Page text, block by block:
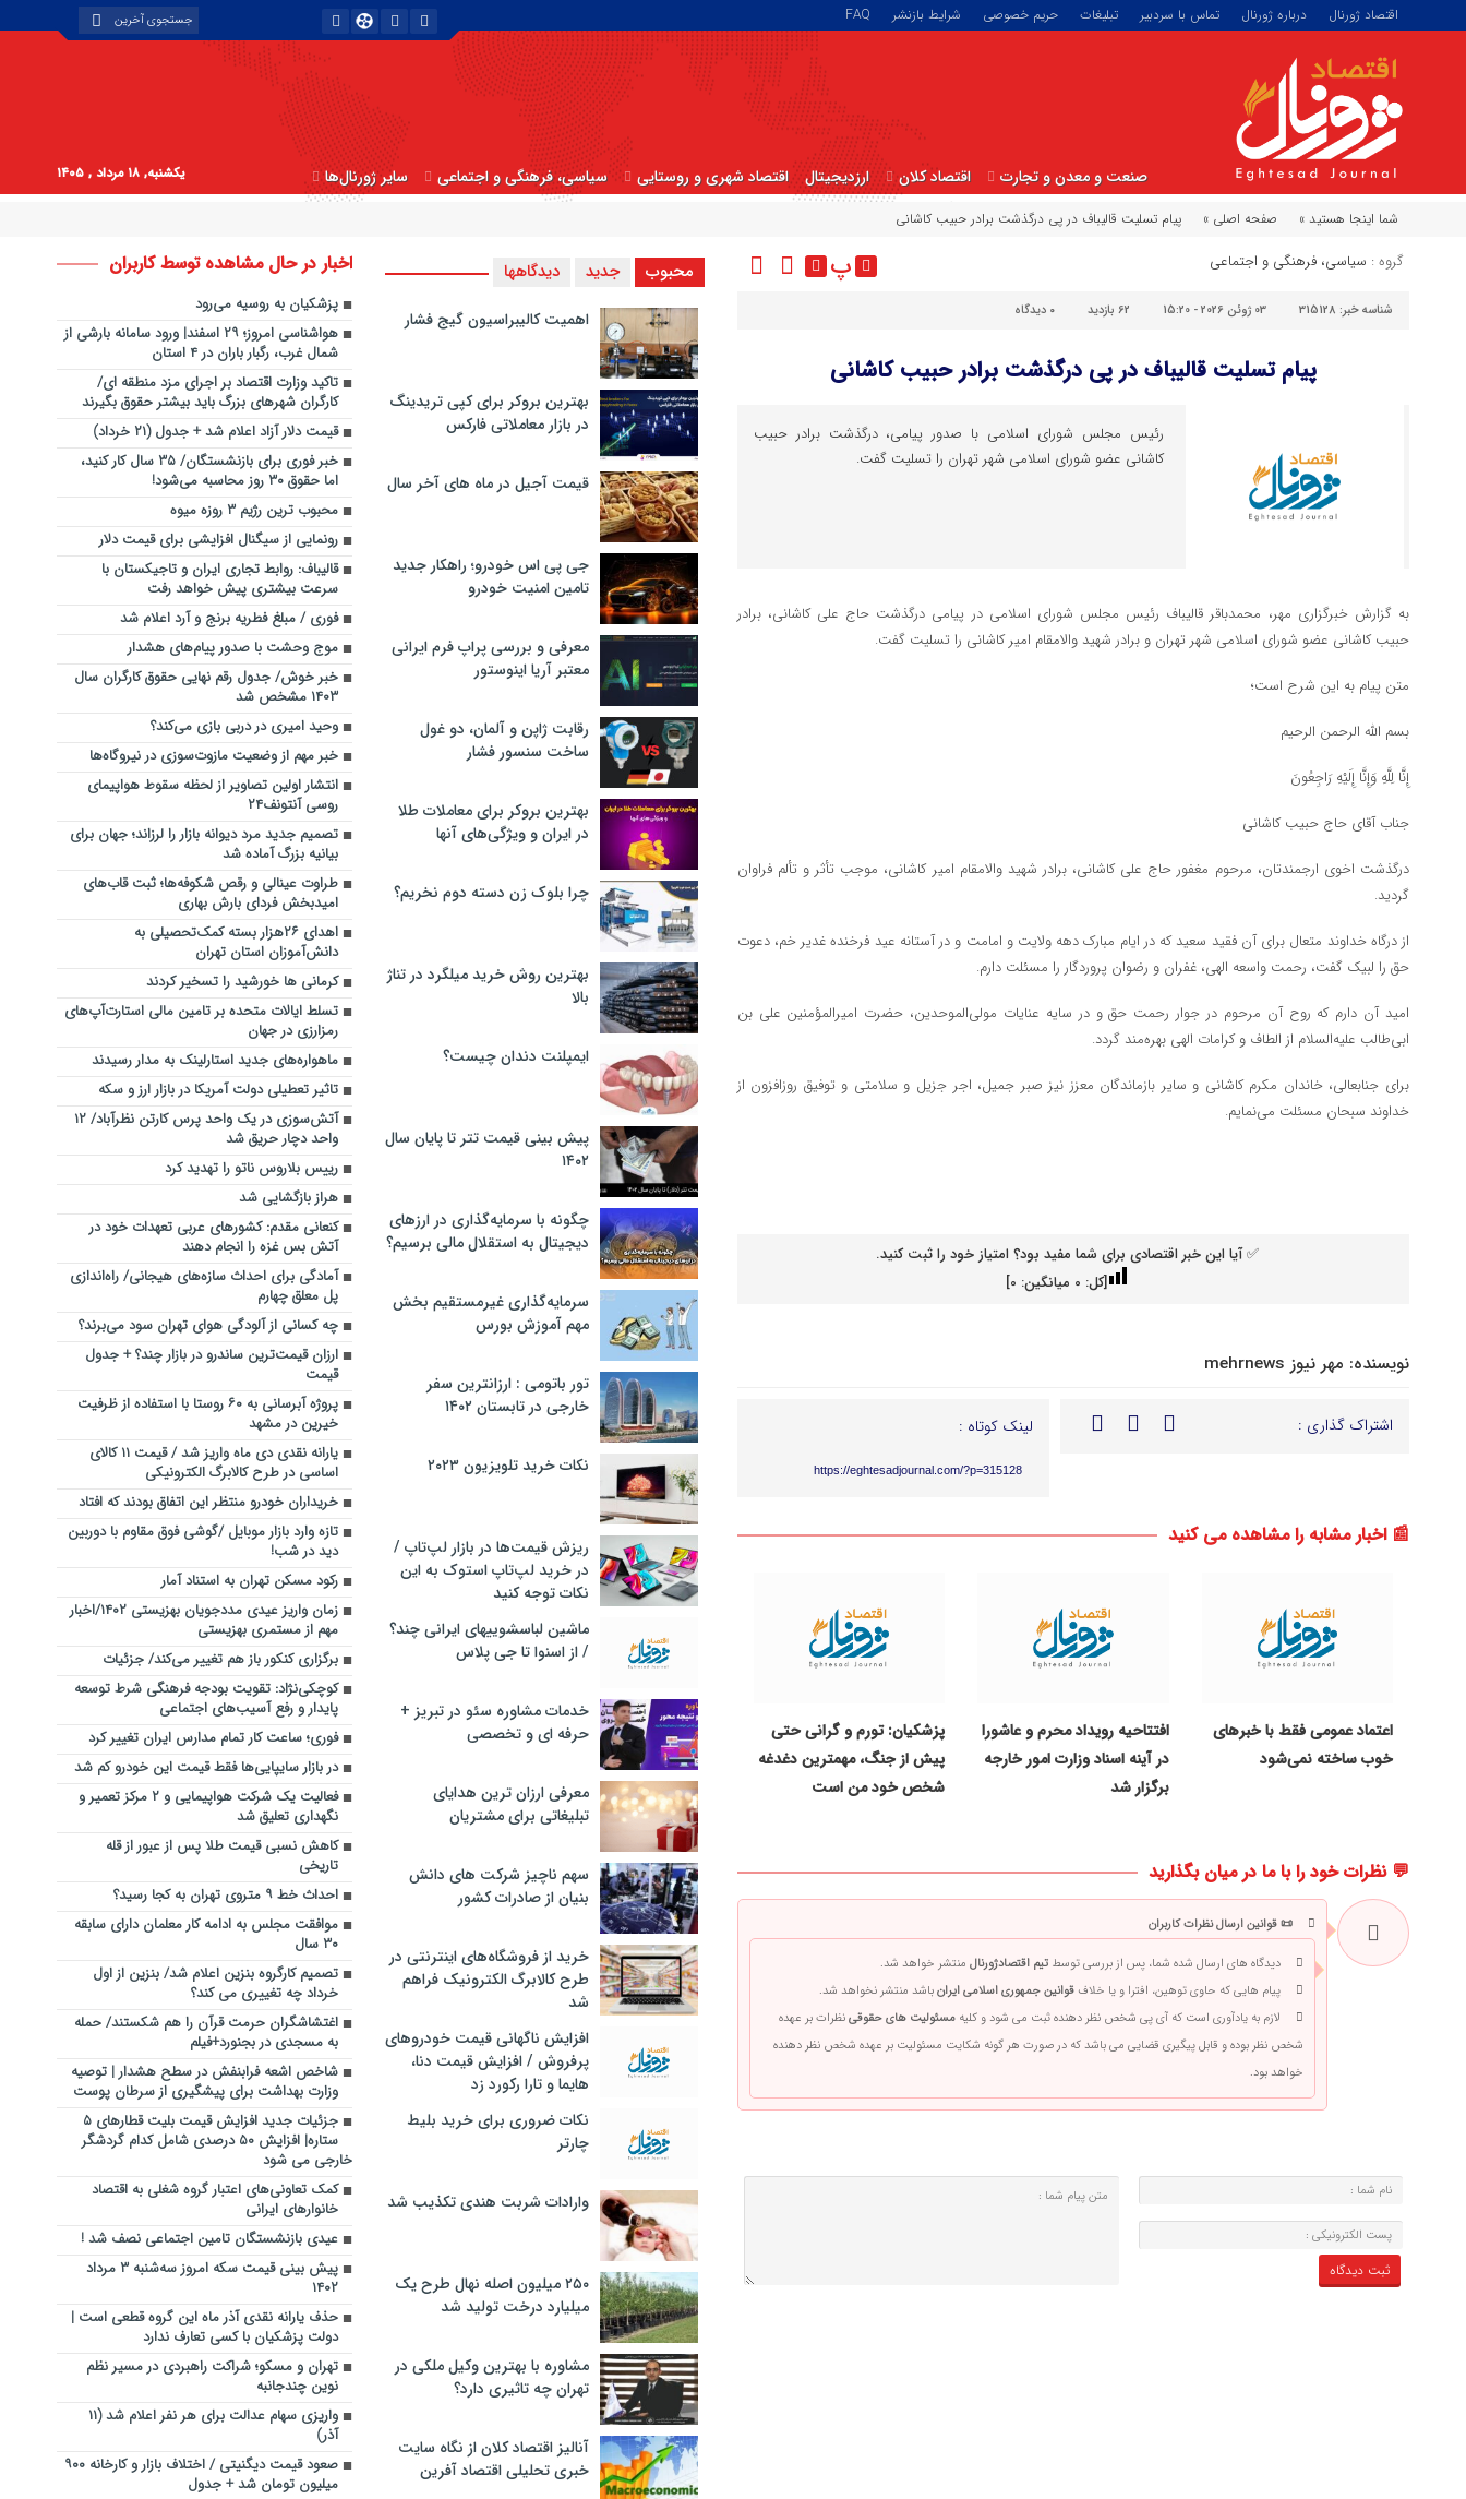
اقتصاد ژورنال درباره ژورنال تماس با سردبیر تبلیغات حریم خصوصی شرایط بازنشر FAQ
صنعت و معدن و تجارت اقتصاد کلان ارزدیجیتال اقتصاد شهری و روستایی سیاسی، فرهنگی و اجتماعی سایر ژورنال‌ها یکشنبه, ۱۸ مرداد , ۱۴۰۵
شما اینجا هستید » صفحه اصلی » پیام تسلیت قالیباف در پی درگذشت برادر حبیب کاشانی
گروه : سیاسی، فرهنگی و اجتماعی پ
شناسه خبر: 315128 03 ژوئن 2026 - 15:20 62 بازدید ۰ دیدگاه
پیام تسلیت قالیباف در پی درگذشت برادر حبیب کاشانی
رئیس مجلس شورای اسلامی با صدور پیامی، درگذشت برادر حبیب
کاشانی عضو شورای اسلامی شهر تهران را تسلیت گفت.
به گزارش خبرگزاری مهر، محمدباقر قالیباف رئیس مجلس شورای اسلامی در پیامی درگذشت حاج علی کاشانی، برادر
حبیب کاشانی عضو شورای اسلامی شهر تهران و برادر شهید والامقام امیر کاشانی را تسلیت گفت.
متن پیام به این شرح است؛
بسم الله الرحمن الرحیم
إِنَّا لِلَّهِ وَإِنَّا إِلَیْهِ رَاجِعُونَ
جناب آقای حاج حبیب کاشانی
درگذشت اخوی ارجمندتان، مرحوم مغفور حاج علی کاشانی، برادر شهید والامقام امیر کاشانی، موجب تأثر و تألم فراوان
گردید.
از درگاه خداوند متعال برای آن فقید سعید که در ایام مبارک دهه ولایت و امامت و در آستانه عید فرخنده غدیر خم، دعوت
حق را لبیک گفت، رحمت واسعه الهی، غفران و رضوان پروردگار را مسئلت دارم.
امید آن دارم که روح آن مرحوم در جوار رحمت حق و در سایه عنایات مولی‌الموحدین، حضرت امیرالمؤمنین علی بن
ابی‌طالب علیه‌السلام از الطاف و کرامات الهی بهره‌مند گردد.
برای جنابعالی، خاندان مکرم کاشانی و سایر بازماندگان معزز نیز صبر جمیل، اجر جزیل و سلامتی و توفیق روزافزون از
خداوند سبحان مسئلت می‌نمایم.
✅ آیا این خبر اقتصادی برای شما مفید بود؟ امتیاز خود را ثبت کنید.
[کل: 0 میانگین: 0
]
نویسنده: مهر نیوز mehrnews
اشتراک گذاری : لینک کوتاه :
https://eghtesadjournal.com/?p=315128
📰 اخبار مشابه را مشاهده می کنید
اعتماد عمومی فقط با خبرهای
خوب ساخته نمی‌شود
افتتاحیه رویداد محرم و عاشورا
در آینه اسناد وزارت امور خارجه
برگزار شد
پزشکیان: تورم و گرانی حتی
پیش از جنگ، مهمترین دغدغه
شخص خود من است
💬 نظرات خود را با ما در میان بگذارید
📜 قوانین ارسال نظرات کاربران
دیدگاه های ارسال شده شما، پس از بررسی توسط تیم اقتصادژورنال منتشر خواهد شد.
پیام هایی که حاوی توهین، افترا و یا خلاف قوانین جمهوری اسلامی ایرانباشد منتشر نخواهد شد.
لازم به یادآوری است که آی پی شخص نظر دهنده ثبت می شود و کلیه مسئولیت های حقوقینظرات بر عهده
شخص نظر بوده و قابل پیگیری قضایی می باشد که در صورت هر گونه شکایت مسئولیت بر عهده شخص نظر دهنده
خواهد بود.
محبوب جدید دیدگاهها
اهمیت کالیبراسیون گیج فشار
بهترین بروکر برای کپی‌ تریدینگ
در بازار معاملاتی فارکس
قیمت آجیل در ماه های آخر سال
جی پی اس خودرو؛ راهکار جدید
تامین امنیت خودرو
معرفی و بررسی پراپ فرم ایرانی
معتبر آریا اینوستور
رقابت ژاپن و آلمان، دو غول
ساخت سنسور فشار
بهترین بروکر برای معاملات طلا
در ایران و ویژگی‌های آنها
چرا بلوک زن دسته دوم نخریم؟
بهترین روش خرید میلگرد در تناژ
بالا
ایمپلنت دندان چیست؟
پیش بینی قیمت تتر تا پایان سال
۱۴۰۲
چگونه با سرمایه‌گذاری در ارزهای
دیجیتال به استقلال مالی برسیم؟
سرمایه‌گذاری غیرمستقیم بخش
مهم آموزش بورس
تور باتومی : ارزانترین سفر
خارجی در تابستان ۱۴۰۲
نکات خرید تلویزیون ۲۰۲۳
ریزش قیمت‌ها در بازار لپ‌تاپ /
در خرید لپ‌تاپ استوک به این
نکات توجه کنید
ماشین لباسشویی‎های ایرانی چند؟
/ از اسنوا تا جی پلاس
خدمات مشاوره سئو در تبریز +
حرفه ای و تخصصی
معرفی ارزان ترین هدایای
تبلیغاتی برای مشتریان
سهم ناچیز شرکت های دانش
بنیان از صادرات کشور
خرید از فروشگاه‌های اینترنتی در
طرح کالابرگ الکترونیک فراهم
شد
افزایش ناگهانی قیمت خودروهای
پرفروش / افزایش قیمت دنا،
هایما و تارا رکورد زد
نکات ضروری برای خرید بلیط
چارتر
وارادات شربت هندی تکذیب شد
۲۵۰ میلیون اصله نهال طرح یک
میلیارد درخت تولید شد
مشاوره با بهترین وکیل ملکی در
تهران چه تاثیری دارد؟
آنالیز اقتصاد کلان از نگاه سایت
خبری تحلیلی اقتصاد آفرین
اخبار در حال مشاهده توسط کاربران
پزشکیان به روسیه می‌رود
هواشناسی امروز؛ ۲۹ اسفند| ورود سامانه بارشی از
شمال غرب، رگبار باران در ۴ استان
تاکید وزارت اقتصاد بر اجرای مزد منطقه ای/
کارگران شهرهای بزرگ باید بیشتر حقوق بگیرند
قیمت دلار آزاد اعلام شد + جدول (۲۱ خرداد)
خبر فوری برای بازنشستگان/ ۳۵ سال کار کنید،
اما حقوق ۳۰ روز محاسبه می‌شود!
محبوب ترین رژیم ۳ روزه میوه
رونمایی از سیگنال افزایشی برای قیمت دلار
قالیباف: روابط تجاری ایران و تاجیکستان با
سرعت بیشتری پیش خواهد رفت
فوری / مبلغ فطریه برنج و آرد اعلام شد
موج وحشت با صدور پیام‌های هشدار
خبر خوش/ جدول رقم نهایی حقوق کارگران سال
۱۴۰۳ مشخص شد
وحید امیری در دربی بازی می‌کند؟
خبر مهم از وضعیت مازوت‌سوزی در نیروگاه‌ها
انتشار اولین تصاویر از لحظه سقوط هواپیمای
روسی آنتونف۲۴
تصمیم جدید مرد دیوانه بازار را لرزاند؛ جهان برای
بیانیه بزرگ آماده شد
طراوت عینالی و رقص شکوفه‌ها؛ ثبت قاب‌های
امیدبخش فردای بارش‌ بهاری
اهدای ۲۶هزار بسته کمک‌تحصیلی به
دانش‌آموزان استان تهران
کرمانی ها خورشید را تسخیر کردند
تسلط ایالات متحده بر تامین مالی استارت‌آپ‌های
رمزارزی در جهان
ماهواره‌های جدید استارلینک به مدار رسیدند
تاثیر تعطیلی دولت آمریکا در بازار ارز و سکه
آتش‌سوزی در یک واحد پرس کارتن نظرآباد/ ۱۲
واحد دچار حریق شد
رییس بلاروس ناتو را تهدید کرد
هراز بازگشایی شد
کنعانی مقدم: کشورهای عربی تعهدات خود در
آتش بس غزه را انجام دهند
آمادگی برای احداث سازه‌های هیجانی/ راه‌اندازی
پل معلق چهارم
چه کسانی از آلودگی هوای تهران سود می‌برند؟
ارزان قیمت‌ترین ساندرو در بازار چند؟ + جدول
قیمت
پروژه آبرسانی به ۶۰ روستا با استفاده از ظرفیت
خیرین در مشهد
یارانه نقدی دی ماه واریز شد / قیمت ۱۱ کالای
اساسی در طرح کالابرگ الکترونیکی
خریداران خودرو منتظر این اتفاق بودند که افتاد
تازه وارد بازار موبایل /گوشی فوق مقاوم با دوربین
دید در شب!
رکود مسکن تهران به استناد آمار
زمان واریز عیدی مددجویان بهزیستی ۱۴۰۲/اخبار
مهم از مستمری بهزیستی
برگزاری کنکور باز هم تغییر می‌کند/ جزئیات
کوچکی‌نژاد: تقویت بودجه فرهنگی شرط توسعه
پایدار و رفع آسیب‌های اجتماعی
فوری؛ ساعت کار تمام مدارس ایران تغییر کرد
در بازار سایپایی‌ها فقط قیمت این خودرو کم شد
فعالیت یک شرکت هواپیمایی و ۲ مرکز تعمیر و
نگهداری تعلیق شد
کاهش نسبی قیمت طلا پس از عبور از قله
تاریخی
احداث خط ۹ متروی تهران به کجا رسید؟
موافقت مجلس به ادامه کار معلمان دارای سابقه
۳۰ سال
تصمیم کارگروه بنزین اعلام شد/ بنزین از اول
خرداد چه تغییری می کند؟
اغتشاشگران حرمت قرآن را هم شکستند/ ‌حمله
به مسجدی در بجنورد+فیلم
شاخص اشعه فرابنفش در سطح هشدار | توصیه
وزارت بهداشت برای پیشگیری از سرطان پوست
جزئیات جدید افزایش قیمت بلیت قطارهای ۵
ستاره| افزایش ۵۰ درصدی شامل کدام گردشگر
خارجی می شود
کمک تعاونی‌های اعتبار گروه شغلی به اقتصاد
خانوارهای ایرانی
عیدی بازنشستگان تامین اجتماعی نصف شد !
پیش بینی قیمت سکه امروز سه‌شنبه ۳ مرداد
۱۴۰۲
حذف یارانه نقدی آذر ماه این گروه قطعی است |
دولت پزشکیان با کسی تعارف ندارد
تهران و مسکو؛ شراکت راهبردی در مسیر نظم
نوین چندجانبه
واریزی سهام عدالت برای هر نفر اعلام شد (۱۱
آذر)
صعود قیمت دیگنیتی / اختلاف بازار و کارخانه ۹۰۰
میلیون تومان شد + جدول